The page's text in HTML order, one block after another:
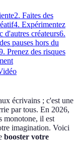
2. Faites des
4. Expérimentez
d'autres créateurs6.
pauses hors du
Prenez des risques
écrivains ; c'est une
par tous. En 2026,
monotone, il est
imagination. Voici
booster votre